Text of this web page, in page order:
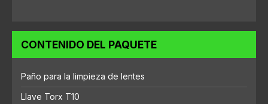
CONTENIDO DEL PAQUETE
Paño para la limpieza de lentes
Llave Torx T10